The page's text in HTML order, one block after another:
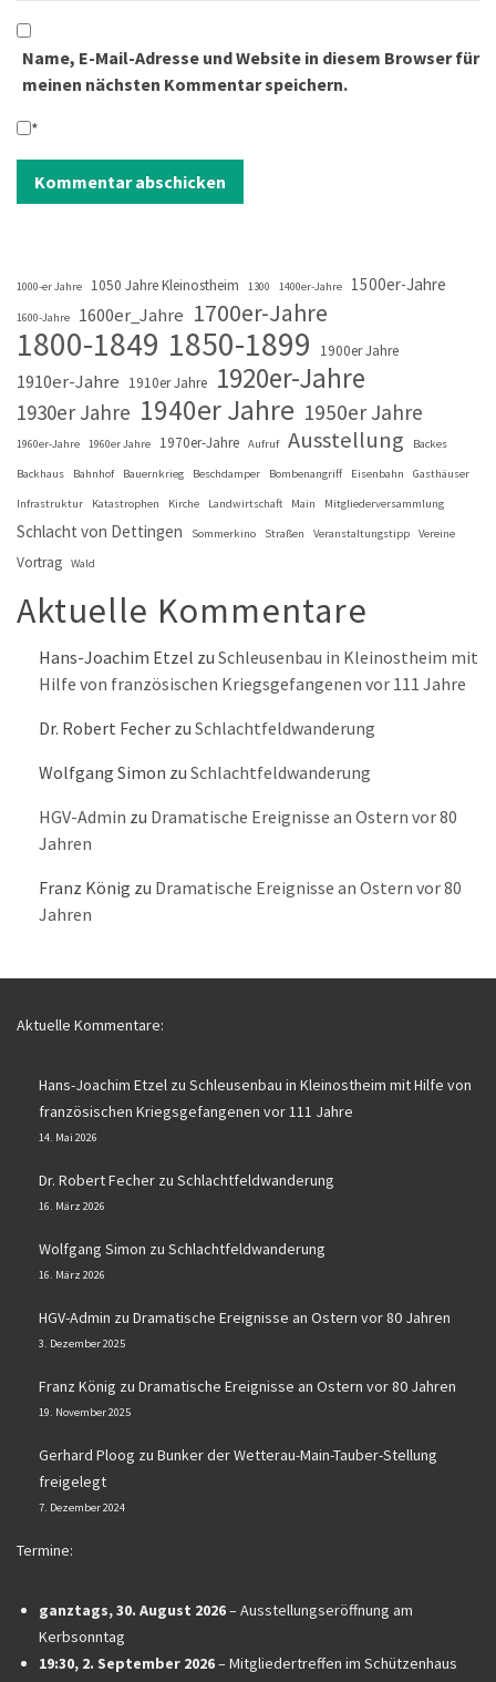
Name, E-Mail-Adresse und Website in diesem Browser für
meinen nächsten Kommentar speichern.
*
1000-er Jahre 1050 Jahre Kleinostheim 1300 1400er-Jahre 1500er-Jahre
1600-Jahre 1600er_Jahre 1700er-Jahre
1800-1849 1850-1899 1900er Jahre
1910er-Jahre 1910er Jahre 1920er-Jahre
1930er Jahre 1940er Jahre 1950er Jahre
1960er-Jahre 1960er Jahre 1970er-Jahre Aufruf Ausstellung Backes
Backhaus Bahnhof Bauernkrieg Beschdamper Bombenangriff Eisenbahn Gasthäuser
Infrastruktur Katastrophen Kirche Landwirtschaft Main Mitgliederversammlung
Schlacht von Dettingen Sommerkino Straßen Veranstaltungstipp Vereine
Vortrag Wald
Aktuelle Kommentare
Hans-Joachim Etzel zu Schleusenbau in Kleinostheim mit
Hilfe von französischen Kriegsgefangenen vor 111 Jahre
Dr. Robert Fecher zu Schlachtfeldwanderung
Wolfgang Simon zu Schlachtfeldwanderung
HGV-Admin zu Dramatische Ereignisse an Ostern vor 80
Jahren
Franz König zu Dramatische Ereignisse an Ostern vor 80
Jahren
Aktuelle Kommentare:
Hans-Joachim Etzel zu Schleusenbau in Kleinostheim mit Hilfe von
französischen Kriegsgefangenen vor 111 Jahre
14. Mai 2026
Dr. Robert Fecher zu Schlachtfeldwanderung
16. März 2026
Wolfgang Simon zu Schlachtfeldwanderung
16. März 2026
HGV-Admin zu Dramatische Ereignisse an Ostern vor 80 Jahren
3. Dezember 2025
Franz König zu Dramatische Ereignisse an Ostern vor 80 Jahren
19. November 2025
Gerhard Ploog zu Bunker der Wetterau-Main-Tauber-Stellung
freigelegt
7. Dezember 2024
Termine:
ganztags,30. August 2026–Ausstellungseröffnung am
Kerbsonntag
19:30, 2. September 2026–Mitgliedertreffen im Schützenhaus